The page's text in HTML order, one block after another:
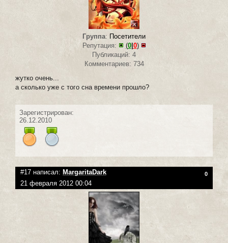
Группа: Посетители
Репутация:
(0| 0)
Публикаций: 4
Комментариев: 734
жутко очень...
а сколько уже с того сна времени прошло?
Зарегистрирован:
26.12.2010
#17 написал: MargaritaDark 0
21 февраля 2012 00:04